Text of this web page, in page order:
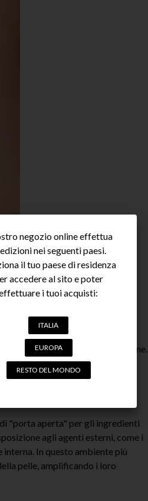
spettacolo di rigenerazione.
diventa straordinariamente
"porta aperta" per gli ingredienti
agli agenti esterni, come i
interna. In questo ambiente più
pelle, amplificando i loro
negozio online effettua
nei seguenti paesi.
il tuo paese di residenza
accedere al sito e poter
i tuoi acquisti:
ITALIA
EUROPA
RESTO DEL MONDO